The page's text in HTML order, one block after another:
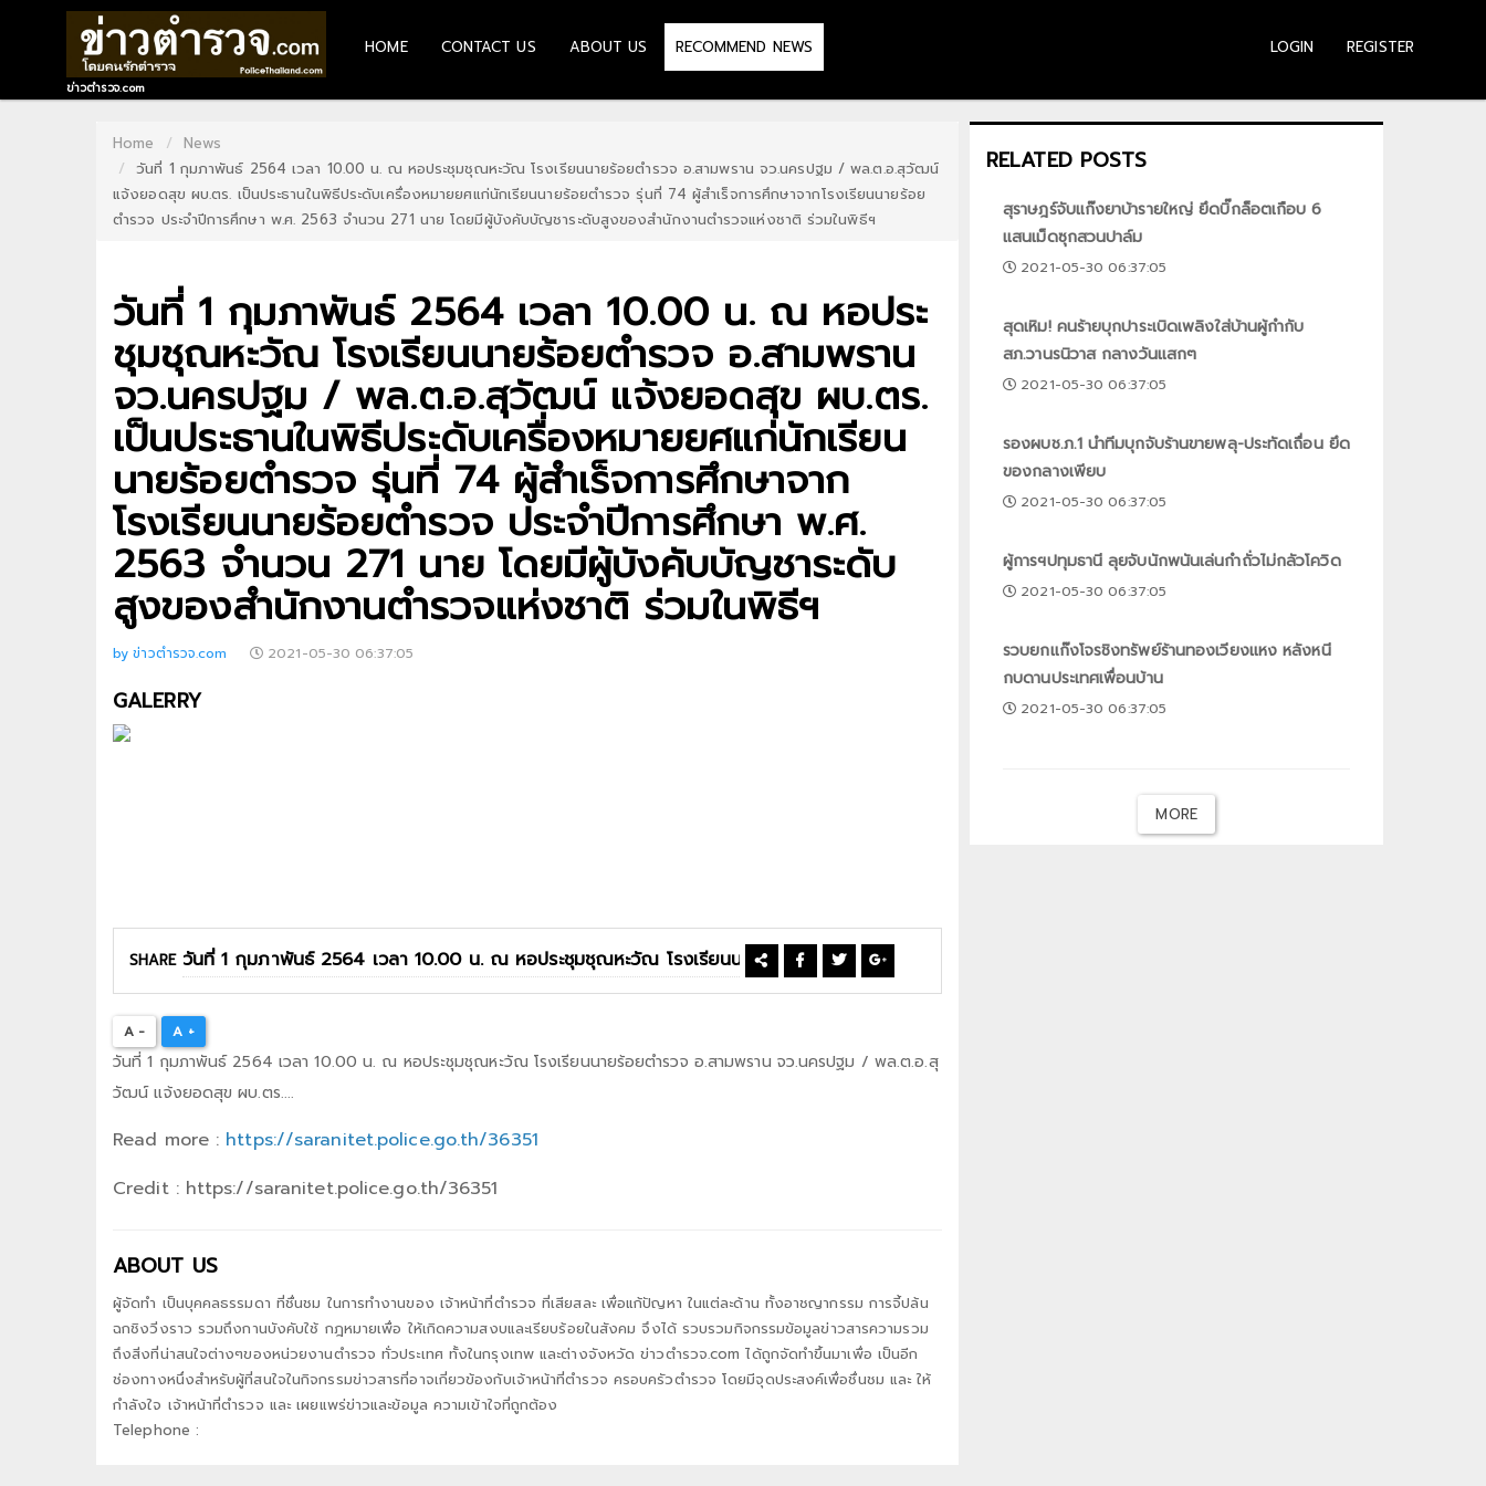
HOME
CONTACT
RECOMMEND
REGISTER
ข่าวตำรวจ.com
HOME CONTACT US ABOUT US RECOMMEND NEWS LOGIN REGISTER
Home
News
วันที่ 1 กุมภาพันธ์ 2564 เวลา 10.00 น. ณ หอประชุมชุณหะวัณ โรงเรียนนายร้อยตำรวจ อ.สามพราน จว.นครปฐม / พล.ต.อ.สุวัฒน์
แจ้งยอดสุข ผบ.ตร. เป็นประธานในพิธีประดับเครื่องหมายยศแก่นักเรียนนายร้อยตำรวจ รุ่นที่ 74 ผู้สำเร็จการศึกษาจากโรงเรียนนายร้อย
ตำรวจ ประจำปีการศึกษา พ.ศ. 2563 จำนวน 271 นาย โดยมีผู้บังคับบัญชาระดับสูงของสำนักงานตำรวจแห่งชาติ ร่วมในพิธีฯ
วันที่ 1 กุมภาพันธ์ 2564 เวลา 10.00 น. ณ หอประ
ชุมชุณหะวัณ โรงเรียนนายร้อยตำรวจ อ.สามพราน
จว.นครปฐม / พล.ต.อ.สุวัฒน์ แจ้งยอดสุข ผบ.ตร.
เป็นประธานในพิธีประดับเครื่องหมายยศแก่นักเรียน
นายร้อยตำรวจ รุ่นที่ 74 ผู้สำเร็จการศึกษาจาก
โรงเรียนนายร้อยตำรวจ ประจำปีการศึกษา พ.ศ.
2563 จำนวน 271 นาย โดยมีผู้บังคับบัญชาระดับ
สูงของสำนักงานตำรวจแห่งชาติ ร่วมในพิธีฯ
by ข่าวตำรวจ.com 2021-05-30 06:37:05
GALERRY
SHARE
A - A +
วันที่ 1 กุมภาพันธ์ 2564 เวลา 10.00 น. ณ หอประชุมชุณหะวัณ โรงเรียนนายร้อยตำรวจ อ.สามพราน จว.นครปฐม / พล.ต.อ.สุ
วัฒน์ แจ้งยอดสุข ผบ.ตร....
Read more : https://saranitet.police.go.th/36351
Credit : https://saranitet.police.go.th/36351
ABOUT US
ผู้จัดทำ เป็นบุคคลธรรมดา ที่ชื่นชม ในการทำงานของ เจ้าหน้าที่ตำรวจ ที่เสียสละ เพื่อแก้ปัญหา ในแต่ละด้าน ทั้งอาชญากรรม การจี้ปล้น
ฉกชิงวิ่งราว รวมถึงกานบังคับใช้ กฎหมายเพื่อ ให้เกิดความสงบและเรียบร้อยในสังคม จึงได้ รวบรวมกิจกรรมข้อมูลข่าวสารความรวม
ถึงสิ่งที่น่าสนใจต่างๆของหน่วยงานตำรวจ ทั่วประเทศ ทั้งในกรุงเทพ และต่างจังหวัด ข่าวตำรวจ.com ได้ถูกจัดทำขึ้นมาเพื่อ เป็นอีก
ช่องทางหนึ่งสำหรับผู้ที่สนใจในกิจกรรมข่าวสารที่อาจเกี่ยวข้องกับเจ้าหน้าที่ตำรวจ ครอบครัวตำรวจ โดยมีจุดประสงค์เพื่อชื่นชม และ ให้
กำลังใจ เจ้าหน้าที่ตำรวจ และ เผยแพร่ข่าวและข้อมูล ความเข้าใจที่ถูกต้อง
Telephone :
RELATED POSTS
สุราษฎร์จับแก๊งยาบ้ารายใหญ่ ยึดบิ๊กล็อตเกือบ 6
แสนเม็ดซุกสวนปาล์ม
2021-05-30 06:37:05
สุดเหิม! คนร้ายบุกปาระเบิดเพลิงใส่บ้านผู้กำกับ
สภ.วานรนิวาส กลางวันแสกๆ
2021-05-30 06:37:05
รองผบช.ภ.1 นำทีมบุกจับร้านขายพลุ-ประทัดเถื่อน ยึด
ของกลางเพียบ
2021-05-30 06:37:05
ผู้การฯปทุมธานี ลุยจับนักพนันเล่นกำถั่วไม่กลัวโควิด
2021-05-30 06:37:05
รวบยกแก๊งโจรชิงทรัพย์ร้านทองเวียงแหง หลังหนี
กบดานประเทศเพื่อนบ้าน
2021-05-30 06:37:05
MORE